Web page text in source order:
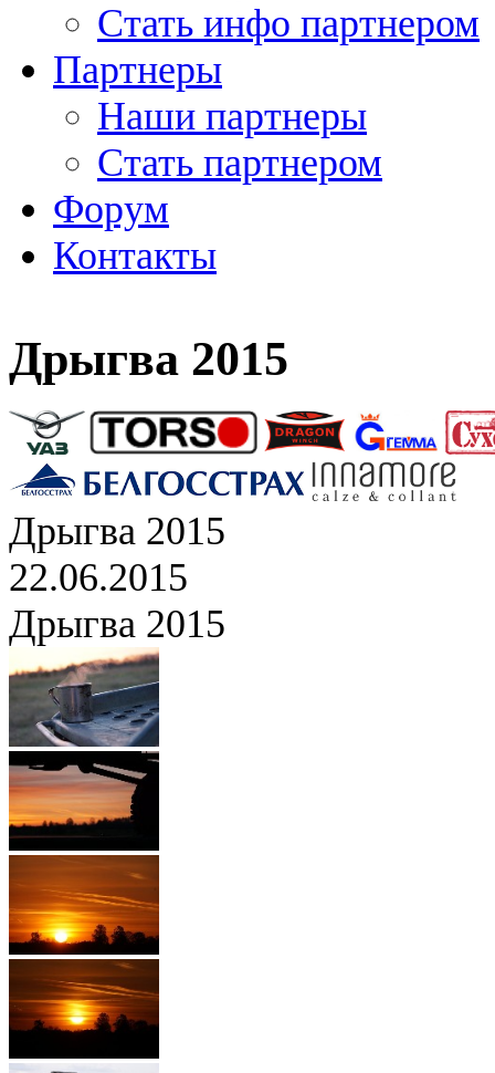
Стать инфо партнером
Партнеры
Наши партнеры
Стать партнером
Форум
Контакты
Дрыгва 2015
Дрыгва 2015
22.06.2015
Дрыгва 2015